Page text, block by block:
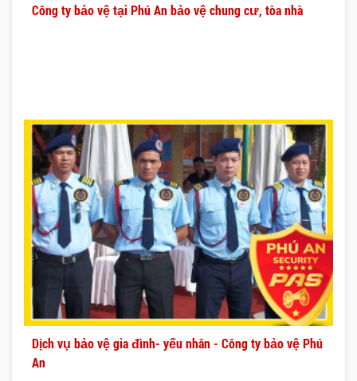
Công ty bảo vệ tại Phú An bảo vệ chung cư, tòa nhà
Dịch vụ bảo vệ gia đình- yếu nhân - Công ty bảo vệ Phú
An